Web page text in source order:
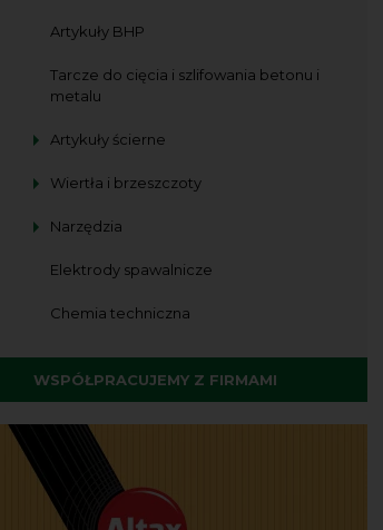
Artykuły BHP
Tarcze do cięcia i szlifowania betonu i
metalu
Artykuły ścierne
Wiertła i brzeszczoty
Narzędzia
Elektrody spawalnicze
Chemia techniczna
WSPÓŁPRACUJEMY Z FIRMAMI